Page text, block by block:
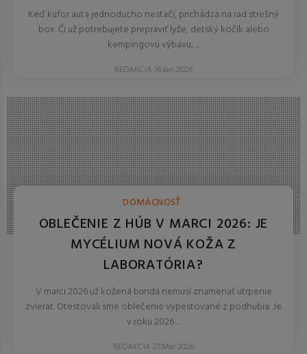
Keď kufor auta jednoducho nestačí, prichádza na rad strešný
box. Či už potrebujete prepraviť lyže, detský kočík alebo
kempingovú výbavu, ...
REDAKCIA 16.Jan.2026
DOMÁCNOSŤ
OBLEČENIE Z HÚB V MARCI 2026: JE
MYCÉLIUM NOVÁ KOŽA Z
LABORATÓRIA?
V marci 2026 už kožená bunda nemusí znamenať utrpenie
zvierat. Otestovali sme oblečenie vypestované z podhubia. Je
v roku 2026 ...
REDAKCIA 27.Mar.2026